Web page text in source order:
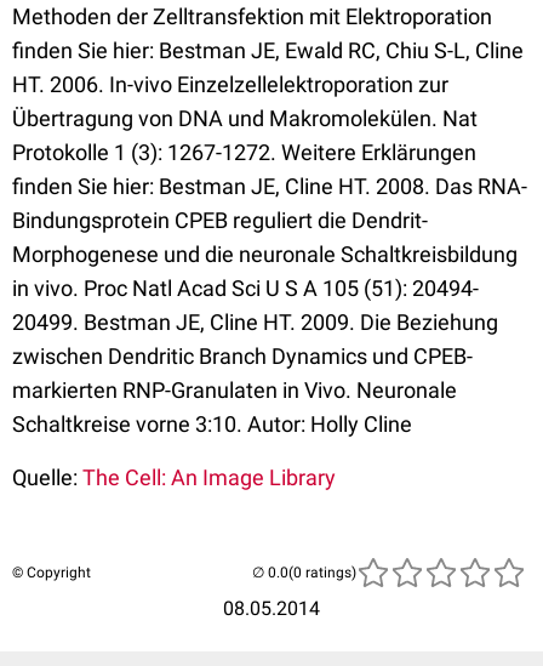
Methoden der Zelltransfektion mit Elektroporation
finden Sie hier: Bestman JE, Ewald RC, Chiu S-L, Cline
HT. 2006. In-vivo Einzelzellelektroporation zur
Übertragung von DNA und Makromolekülen. Nat
Protokolle 1 (3): 1267-1272. Weitere Erklärungen
finden Sie hier: Bestman JE, Cline HT. 2008. Das RNA-
Bindungsprotein CPEB reguliert die Dendrit-
Morphogenese und die neuronale Schaltkreisbildung
in vivo. Proc Natl Acad Sci U S A 105 (51): 20494-
20499. Bestman JE, Cline HT. 2009. Die Beziehung
zwischen Dendritic Branch Dynamics und CPEB-
markierten RNP-Granulaten in Vivo. Neuronale
Schaltkreise vorne 3:10. Autor: Holly Cline
Quelle:The Cell: An Image Library
© Copyright
08.05.2014
(0 ratings)